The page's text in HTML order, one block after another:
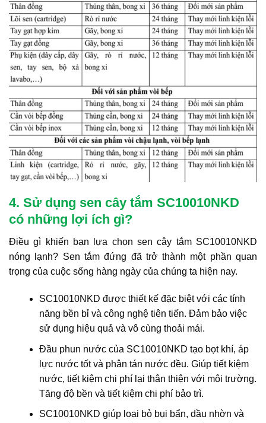
4. Sử dụng sen cây tắm SC10010NKD
có những lợi ích gì?
Điều gì khiến bạn lựa chọn sen cây tắm SC10010NKD
nóng lạnh? Sen tắm đứng đã trở thành một phần quan
trọng của cuộc sống hàng ngày của chúng ta hiện nay.
SC10010NKD được thiết kế đặc biệt với các tính
năng bền bỉ và công nghệ tiên tiến. Đảm bảo việc
sử dụng hiệu quả và vô cùng thoải mái.
Đầu phun nước của SC10010NKD tạo bọt khí, áp
lực nước tốt và phân tán nước đều. Giúp tiết kiệm
nước, tiết kiệm chi phí lại thân thiện với môi trường.
Tăng độ bền và tiết kiệm chi phí bảo trì.
SC10010NKD giúp loại bỏ bụi bẩn, dầu nhờn và